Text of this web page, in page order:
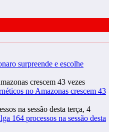
surpreende e escolhe
no Amazonas crescem 43
164 processos na sessão desta